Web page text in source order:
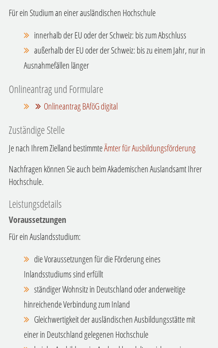
Für ein Studium an einer ausländischen Hochschule
innerhalb der EU oder der Schweiz: bis zum Abschluss
außerhalb der EU oder der Schweiz: bis zu einem Jahr, nur in
Ausnahmefällen länger
Onlineantrag und Formulare
Onlineantrag BAföG digital
Zuständige Stelle
Je nach Ihrem Zielland bestimmteÄmter für Ausbildungsförderung
Nachfragen können Sie auch beim Akademischen Auslandsamt Ihrer
Hochschule.
Leistungsdetails
Voraussetzungen
Für ein Auslandsstudium:
die Voraussetzungen für die Förderung eines
Inlandsstudiums sind erfüllt
ständiger Wohnsitz in Deutschland oder anderweitige
hinreichende Verbindung zum Inland
Gleichwertigkeit der ausländischen Ausbildungsstätte mit
einer in Deutschland gelegenen Hochschule